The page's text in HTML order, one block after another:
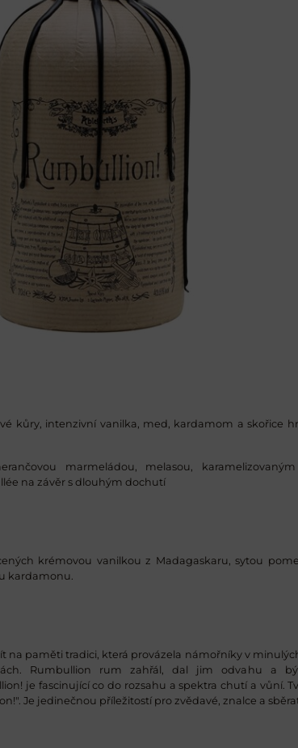
kůry, intenzivní vanilka, med, kardamom a skořice
marmeládou, melasou,
na závěr s dlouhým dochutí
krémovou vanilkou z Madagaskaru, sytou
kardamonu.
na paměti tradici, která provázela námořníky v
Rumbullion rum zahřál, dal jim odvahu a
je fascinující co do rozsahu a spektra chutí a vůní.
Je jedinečnou příležitostí pro zvědavé, znalce a